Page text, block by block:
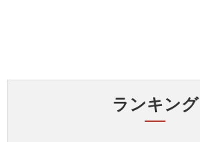
ランキング